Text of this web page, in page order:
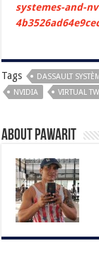
systemes-and-
Tags DASSAULT
NVIDIA
VIRTUAL
About pawarit